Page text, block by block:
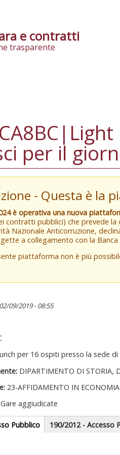
e contratti
trasparente
per il
- Questa è la
è operativa una nuova
contratti pubblici) che prevede
Nazionale Anticorruzione,
a collegamento con la
piattaforma non è più
09/2019 - 08:55
per 16 ospiti presso la sede
DIPARTIMENTO DI STORIA,
23-AFFIDAMENTO IN
Gare aggiudicate
Pubblico(scheda
attiva)
190/2012 - Accesso